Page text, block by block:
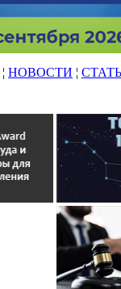
¦ НОВОСТИ ¦